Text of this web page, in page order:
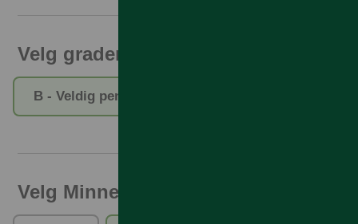
Velg gradering
B - Veldig pent brukt
Velg Minne